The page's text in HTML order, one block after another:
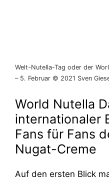
Welt-Nutella-Tag oder der
– 5. Februar © 2021 Sven
World Nutella
internationaler
Fans für Fans
Nugat-Creme
Auf den ersten Blick